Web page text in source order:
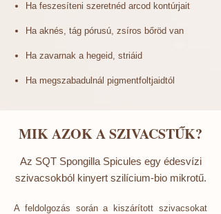
Ha feszesíteni szeretnéd arcod kontúrjait
Ha aknés, tág pórusú, zsíros bőröd van
Ha zavarnak a hegeid, striáid
Ha megszabadulnál pigmentfoltjaidtól
MIK AZOK A SZIVACSTŰK?
Az SQT Spongilla Spicules egy édesvízi
szivacsokból kinyert szilícium-bio mikrotű.
A feldolgozás során a kiszárított szivacsokat